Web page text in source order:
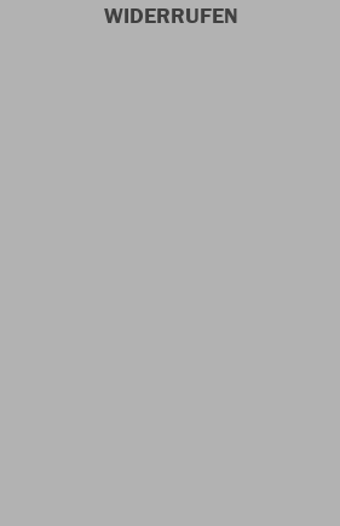
WIDERRUFEN